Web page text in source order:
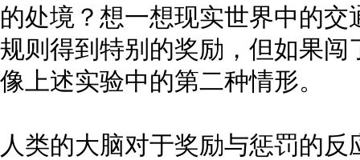
的处境？想一想现实世界中的
规则得到特别的奖励，但如果
像上述实验中的第二种情形。
人类的大脑对于奖励与惩罚的